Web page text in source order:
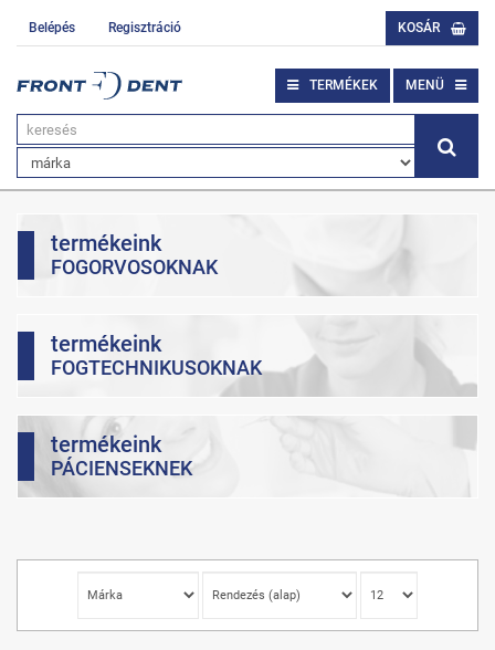
Belépés Regisztráció KOSÁR
TERMÉKEK MENÜ
termékeink
FOGORVOSOKNAK
termékeink
FOGTECHNIKUSOKNAK
termékeink
PÁCIENSEKNEK